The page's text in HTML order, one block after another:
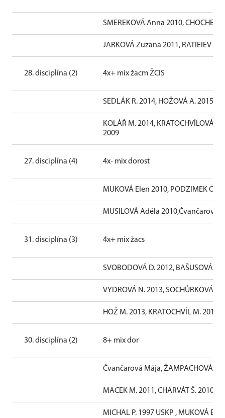
SMEREKOVÁ Anna 2010,
JARKOVÁ Zuzana 2011, RATIEIEV
28. disciplína (2) 4x+ mix žacm ŽCIS
SEDLÁK R. 2014, HOŽOVÁ A. 2015,
KOLÁŘ M. 2014, KRATOCHVÍLOVÁ
2009
27. disciplína (4) 4x- mix dorost
MUKOVÁ Elen 2010, PODZIMEK
MUSILOVÁ Adéla 2010,Čvančarová
31. disciplína (3) 4x+ mix žacs
SVOBODOVÁ D. 2012, BAŠUSOVÁ
VYDROVÁ N. 2013, SOCHŮRKOVÁ
HOŽ M. 2013, KRATOCHVÍL M. 2013,
30. disciplína (2) 8+ mix dor
Čvančarová Mája, ŽAMPACHOVÁ A.
MACEK M. 2011, CHARVÁT Š. 2010,
MICHAL P. 1997 USKP , MUKOVÁ E.